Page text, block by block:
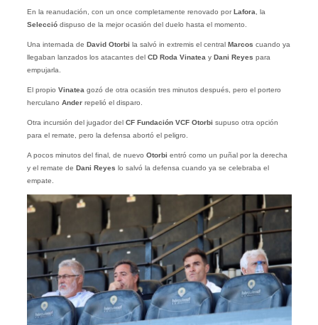
En la reanudación, con un once completamente renovado porLafora , la
Selecciódispuso de la mejor ocasión del duelo hasta el momento.
Una internada de David Otorbi la salvó in extremis el central Marcos cuando ya
llegaban lanzados los atacantes del CD Roda Vinatea yDani Reyes para
empujarla.
El propio Vinatea gozó de otra ocasión tres minutos después, pero el portero
herculano Anderrepelió el disparo.
Otra incursión del jugador del CF Fundación VCF Otorbi supuso otra opción
para el remate, pero la defensa abortó el peligro.
A pocos minutos del final, de nuevo Otorbi entró como un puñal por la derecha
y el remate de Dani Reyes lo salvó la defensa cuando ya se celebraba el
empate.